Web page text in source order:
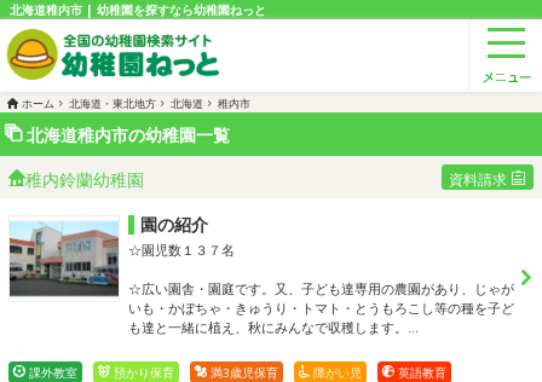
北海道稚内市 | 幼稚園を探すなら幼稚園ねっと
ホーム 北海道・東北地方 北海道 稚内市
北海道稚内市の幼稚園一覧
稚内鈴蘭幼稚園 資料請求
園の紹介
☆園児数１３７名
☆広い園舎・園庭です。又、子ども達専用の農園があり、じゃが
いも・かぼちゃ・きゅうり・トマト・とうもろこし等の種を子ど
も達と一緒に植え、秋にみんなで収穫します。…
課外教室 預かり保育 満3歳児保育 障がい児 英語教育